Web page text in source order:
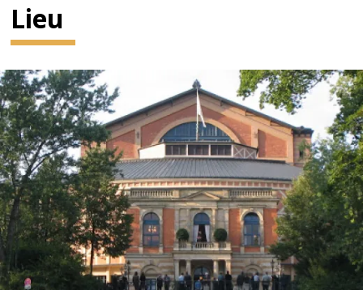
Lieu